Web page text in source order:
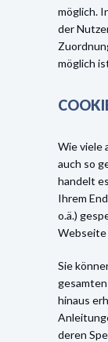
möglich.
der
möglich
Wie viele
auch so
handelt
Ihrem
o.ä.)
Webseite
Sie
hinaus
deren